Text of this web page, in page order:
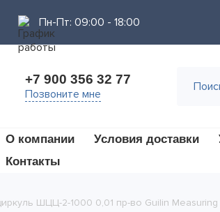
Пн-Пт: 09:00 - 18:00
+7 900 356 32 77
Позвоните мне
О компании Условия доставки
Контакты
ШЦЦ-2-1000 0,01 пр-во Guilin Measuring